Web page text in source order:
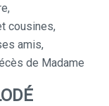
cousines,
amis,
de Madame